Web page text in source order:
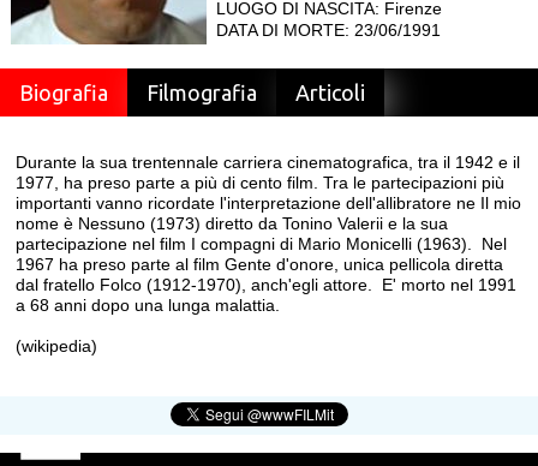
LUOGO DI NASCITA: Firenze
DATA DI MORTE: 23/06/1991
Biografia Filmografia Articoli
Durante la sua trentennale carriera cinematografica, tra il 1942 e il
1977, ha preso parte a più di cento film. Tra le partecipazioni più
importanti vanno ricordate l'interpretazione dell'allibratore ne Il mio
nome è Nessuno (1973) diretto da Tonino Valerii e la sua
partecipazione nel film I compagni di Mario Monicelli (1963). Nel
1967 ha preso parte al film Gente d'onore, unica pellicola diretta
dal fratello Folco (1912-1970), anch'egli attore. E' morto nel 1991
a 68 anni dopo una lunga malattia.
(wikipedia)